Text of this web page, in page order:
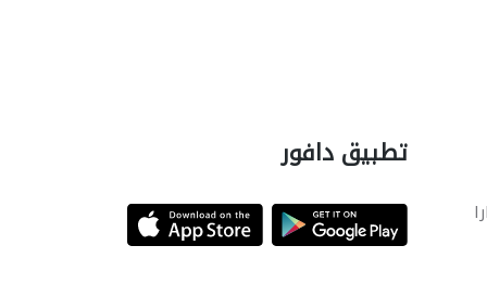
تطبيق دافور